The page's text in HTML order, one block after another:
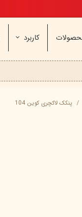
کاربرد
عطر - ادکلن
اسپری بدن
نیوره
شون
پنکک لاکچری کوین 104